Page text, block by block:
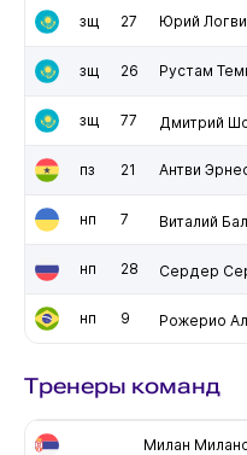
зщ 27 Юрий
зщ 26 Рустам
зщ 77 Дмитрий
пз 21 Антви
нп 7 Виталий
нп 28 Сердер
нп 9 Рожерио
Тренеры команд
Милан